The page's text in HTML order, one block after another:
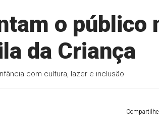
o público
da Criança
com cultura, lazer e inclusão
Compartilhe: